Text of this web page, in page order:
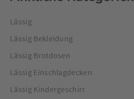
Lässig
Lässig Bekleidung
Lässig Brotdosen
Lässig Einschlagdecken
Lässig Kindergeschirr